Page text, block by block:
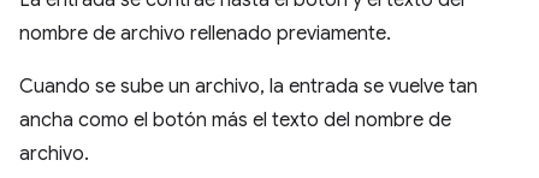
nombre de archivo rellenado previamente.
Cuando se sube un archivo, la entrada se vuelve tan
ancha como el botón más el texto del nombre de
archivo.